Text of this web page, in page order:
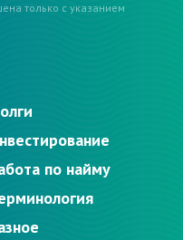
только с указанием
по найму